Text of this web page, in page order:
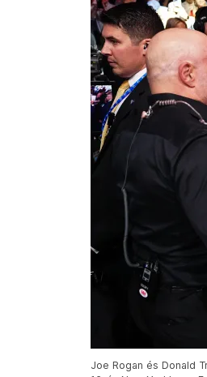
Joe Rogan és Donald